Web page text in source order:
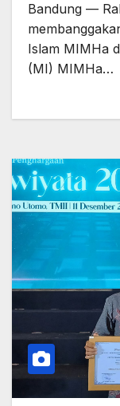
Bandung —
Islam MIMHa
(MI) MIMHa…